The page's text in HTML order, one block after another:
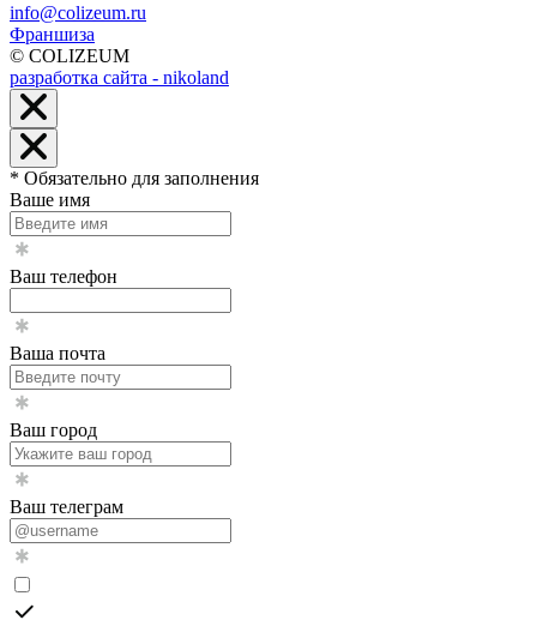
info@colizeum.ru
Франшиза
© COLIZEUM
разработка сайта - nikoland
* Обязательно для заполнения
Ваше имя
Ваш телефон
Ваша почта
Ваш город
Ваш телеграм